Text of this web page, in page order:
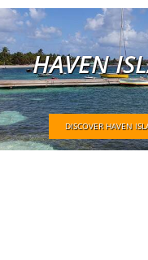
HAVEN
DISCOVER HAVEN